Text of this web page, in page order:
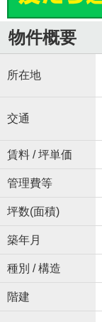
物件概要
所在地
交通
賃料 / 坪単価
管理費等
坪数(面積)
築年月
種別 / 構造
階建